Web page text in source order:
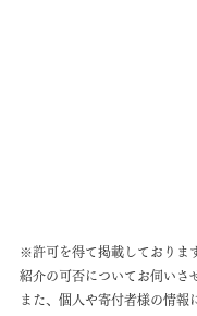
※許可を得て掲載しておりま
紹介の可否についてお伺いさ
また、個人や寄付者様の情報